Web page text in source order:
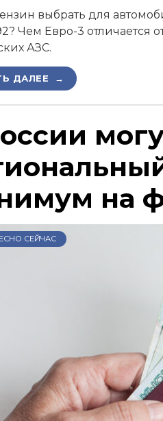
выбрать для
Чем Евро-3 отличается
АЗС.
ДАЛЕЕ →
на
СЕЙЧАС